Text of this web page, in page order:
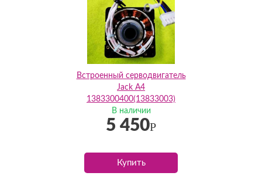
Встроенный серводвигатель
Jack A4
1383300400(13833003)
В наличии
5 450Р
Купить